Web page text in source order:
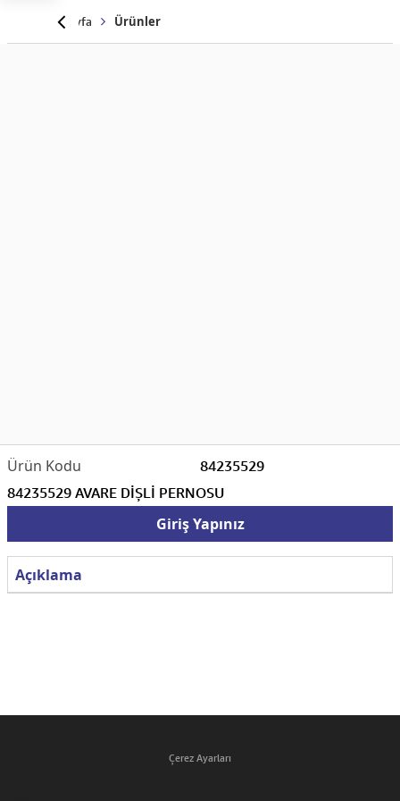
Anasayfa Ürünler
84235529
84235529 AVARE DİŞLİ PERNOSU
Giriş Yapınız
Açıklama
Çerez Ayarları